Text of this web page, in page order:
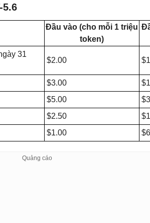
5.6
Đầu vào (cho mỗi 1 triệu
token)
31
$2.00
$3.00
$5.00
$2.50
$1.00